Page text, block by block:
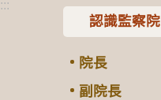
:::
認識監察院
院長
副院長